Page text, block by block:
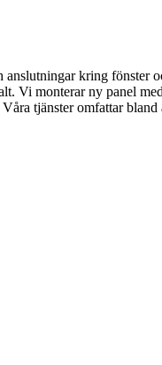
kring fönster
Vi monterar ny panel
tjänster omfattar bland